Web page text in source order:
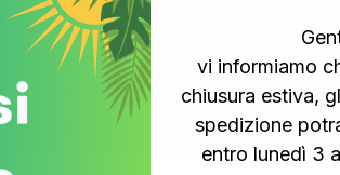
vi informiamo
chiusura estiva,
spedizione
entro lunedì 3